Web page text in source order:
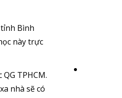
Bình
này trực
TPHCM.
nhà sẽ có